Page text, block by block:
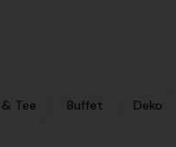
Tee Buffet Deko